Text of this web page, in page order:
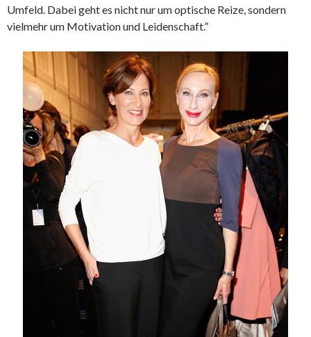
Umfeld. Dabei geht es nicht nur um optische Reize, sondern
vielmehr um Motivation und Leidenschaft.”